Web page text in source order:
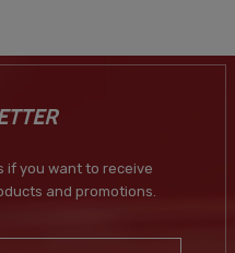
if you want to receive
and promotions.